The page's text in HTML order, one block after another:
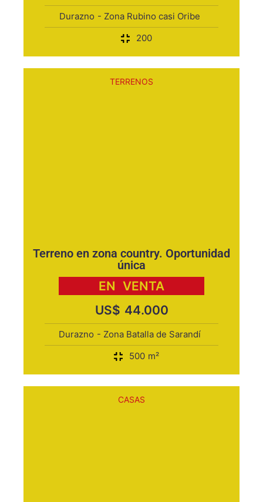
Durazno - Zona Rubino casi Oribe
200
TERRENOS
Terreno en zona country. Oportunidad
única
EN VENTA
US$ 44.000
Durazno - Zona Batalla de Sarandí
500 m²
CASAS